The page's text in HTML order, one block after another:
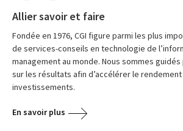
Allier savoir et faire
Fondée en 1976, CGI figure parmi les plus
de services-conseils en technologie de
management au monde. Nous sommes
sur les résultats afin d’accélérer le
investissements.
En savoir plus